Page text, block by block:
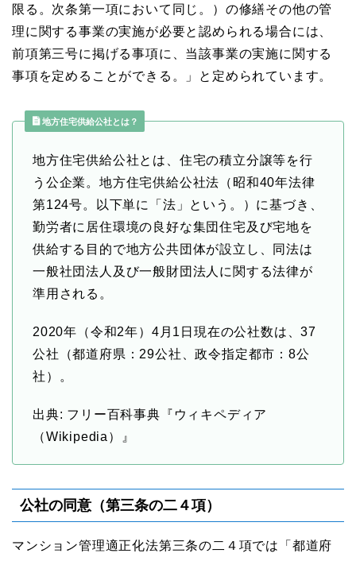
限る。次条第⼀項において同じ。）の修繕その他の管
理に関する事業の実施が必要と認められる場合には、
前項第三号に掲げる事項に、当該事業の実施に関する
事項を定めることができる。」と定められています。
地方住宅供給公社とは？
地方住宅供給公社とは、住宅の積立分譲等を行
う公企業。地方住宅供給公社法（昭和40年法律
第124号。以下単に「法」という。）に基づき、
勤労者に居住環境の良好な集団住宅及び宅地を
供給する目的で地方公共団体が設立し、同法は
一般社団法人及び一般財団法人に関する法律が
準用される。
2020年（令和2年）4月1日現在の公社数は、37
公社（都道府県：29公社、政令指定都市：8公
社）。
出典: フリー百科事典『ウィキペディア
（Wikipedia）』
公社の同意（第三条の二４項）
マンション管理適正化法第三条の二４項では「都道府